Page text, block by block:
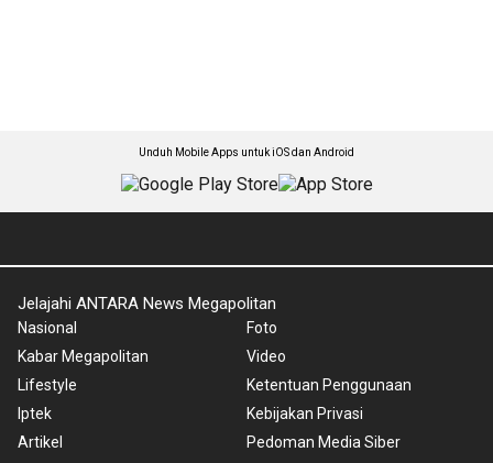
Unduh Mobile Apps untuk iOS dan Android
Jelajahi ANTARA News Megapolitan
Nasional
Kabar Megapolitan
Lifestyle
Iptek
Artikel
Foto
Video
Ketentuan Penggunaan
Kebijakan Privasi
Pedoman Media Siber